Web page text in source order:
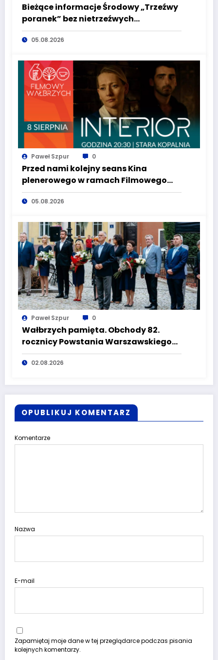
Bieżące informacje Środowy „Trzeźwy
poranek” bez nietrzeźwych
kierujących! To cieszy!
05.08.2026
Paweł Szpur 0
Przed nami kolejny seans Kina
plenerowego w ramach Filmowego
Wałbrzycha!
05.08.2026
Paweł Szpur 0
Wałbrzych pamięta. Obchody 82.
rocznicy Powstania Warszawskiego
na Placu Kościelnym
02.08.2026
OPUBLIKUJ KOMENTARZ
Komentarze
Nazwa
E-mail
Zapamiętaj moje dane w tej przeglądarce podczas pisania
kolejnych komentarzy.